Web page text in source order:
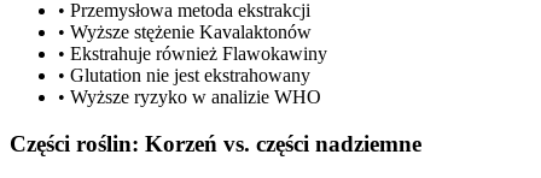
• Przemysłowa metoda ekstrakcji
• Wyższe stężenie Kavalaktonów
• Ekstrahuje również Flawokawiny
• Glutation nie jest ekstrahowany
• Wyższe ryzyko w analizie WHO
Części roślin: Korzeń vs. części nadziemne